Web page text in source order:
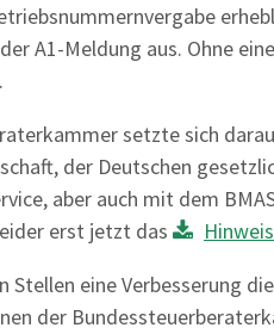
A1-Meldung aus. Ohne
setzte sich
der Deutschen
aber auch mit dem
erst jetzt das
Stellen eine Verbesserung
der